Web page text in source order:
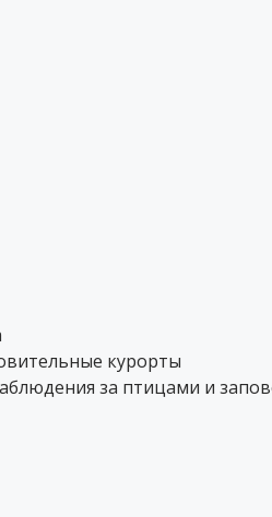
курорты
за птицами и